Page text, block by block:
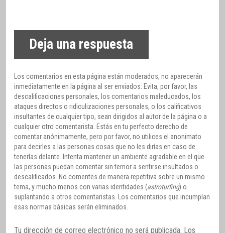
Deja una respuesta
Los comentarios en esta página están moderados, no aparecerán
inmediatamente en la página al ser enviados. Evita, por favor, las
descalificaciones personales, los comentarios maleducados, los
ataques directos o ridiculizaciones personales, o los calificativos
insultantes de cualquier tipo, sean dirigidos al autor de la página o a
cualquier otro comentarista. Estás en tu perfecto derecho de
comentar anónimamente, pero por favor, no utilices el anonimato
para decirles a las personas cosas que no les dirías en caso de
tenerlas delante. Intenta mantener un ambiente agradable en el que
las personas puedan comentar sin temor a sentirse insultados o
descalificados. No comentes de manera repetitiva sobre un mismo
tema, y mucho menos con varias identidades (astroturfing) o
suplantando a otros comentaristas. Los comentarios que incumplan
esas normas básicas serán eliminados.
Tu dirección de correo electrónico no será publicada. Los